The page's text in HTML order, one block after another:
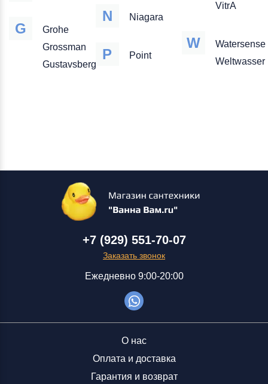
G
Grohe
Grossman
Gustavsberg
N Niagara
P Point
VitrA
W
Watersense
Weltwasser
+7 (929) 551-70-07
Заказать звонок
Ежедневно 9:00-20:00
О нас
Оплата и доставка
Гарантия и возврат